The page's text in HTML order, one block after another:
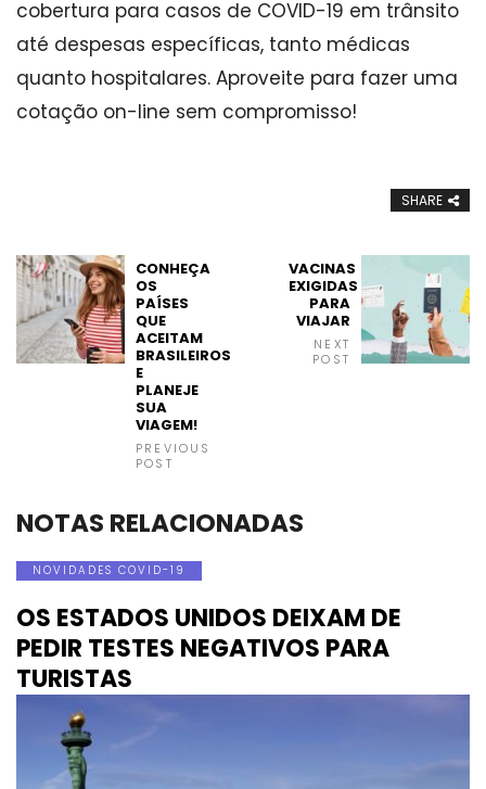
cobertura para casos de COVID-19 em trânsito
até despesas específicas, tanto médicas
quanto hospitalares. Aproveite para fazer uma
cotação on-line sem compromisso!
SHARE
CONHEÇA
OS
PAÍSES
QUE
ACEITAM
BRASILEIROS
E
PLANEJE
SUA
VIAGEM!
PREVIOUS
POST
VACINAS
EXIGIDAS
PARA
VIAJAR
NEXT
POST
NOTAS RELACIONADAS
NOVIDADES COVID-19
OS ESTADOS UNIDOS DEIXAM DE
PEDIR TESTES NEGATIVOS PARA
TURISTAS